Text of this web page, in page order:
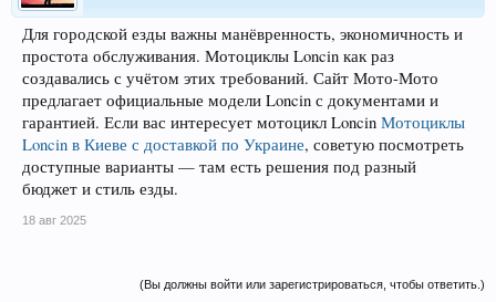
Для городской езды важны манёвренность, экономичность и
простота обслуживания. Мотоциклы Loncin как раз
создавались с учётом этих требований. Сайт Мото-Мото
предлагает официальные модели Loncin с документами и
гарантией. Если вас интересует мотоцикл Loncin Мотоциклы
Loncin в Киеве с доставкой по Украине, советую посмотреть
доступные варианты — там есть решения под разный
бюджет и стиль езды.
18 авг 2025
(Вы должны войти или зарегистрироваться, чтобы ответить.)